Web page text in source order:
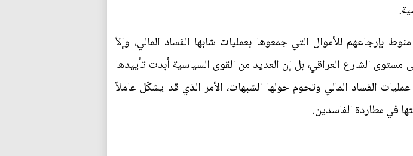
بإرجاعهم للأموال التي جمعوها بعمليات شابها الفساد المالي، وإلاّ
الشارع العراقي، بل إن العديد من القوى السياسية أبدت تأييدها
الفساد المالي وتحوم حولها الشبهات، الأمر الذي قد يشكّل عاملاً
في مطاردة الفاسدين.